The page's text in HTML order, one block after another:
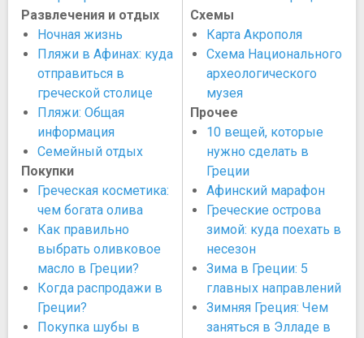
Развлечения и отдых
Ночная жизнь
Пляжи в Афинах: куда
отправиться в
греческой столице
Пляжи: Общая
информация
Семейный отдых
Покупки
Греческая косметика:
чем богата олива
Как правильно
выбрать оливковое
масло в Греции?
Когда распродажи в
Греции?
Покупка шубы в
Схемы
Карта Акрополя
Схема Национального
археологического
музея
Прочее
10 вещей, которые
нужно сделать в
Греции
Афинский марафон
Греческие острова
зимой: куда поехать в
несезон
Зима в Греции: 5
главных направлений
Зимняя Греция: Чем
заняться в Элладе в